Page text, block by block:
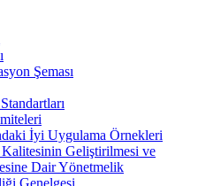
Şeması
İyi Uygulama Örnekleri
Kalitesinin Geliştirilmesi ve
Dair Yönetmelik
Genelgesi